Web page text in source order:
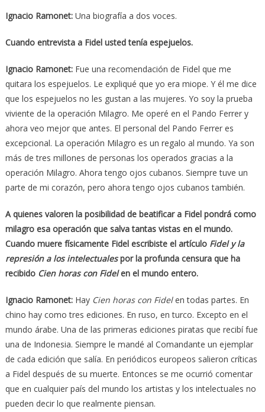
Ignacio Ramonet: Una biografía a dos voces.
Cuando entrevista a Fidel usted tenía espejuelos.
Ignacio Ramonet: Fue una recomendación de Fidel que me
quitara los espejuelos. Le expliqué que yo era miope. Y él me dice
que los espejuelos no les gustan a las mujeres. Yo soy la prueba
viviente de la operación Milagro. Me operé en el Pando Ferrer y
ahora veo mejor que antes. El personal del Pando Ferrer es
excepcional. La operación Milagro es un regalo al mundo. Ya son
más de tres millones de personas los operados gracias a la
operación Milagro. Ahora tengo ojos cubanos. Siempre tuve un
parte de mi corazón, pero ahora tengo ojos cubanos también.
A quienes valoren la posibilidad de beatificar a Fidel pondrá como
milagro esa operación que salva tantas vistas en el mundo.
Cuando muere físicamente Fidel escribiste el artículo Fidel y la
represión a los intelectualespor la profunda censura que ha
recibido Cien horas con Fidelen el mundo entero.
Ignacio Ramonet:Hay Cien horas con Fidelen todas partes. En
chino hay como tres ediciones. En ruso, en turco. Excepto en el
mundo árabe. Una de las primeras ediciones piratas que recibí fue
una de Indonesia. Siempre le mandé al Comandante un ejemplar
de cada edición que salía. En periódicos europeos salieron críticas
a Fidel después de su muerte. Entonces se me ocurrió comentar
que en cualquier país del mundo los artistas y los intelectuales no
pueden decir lo que realmente piensan.